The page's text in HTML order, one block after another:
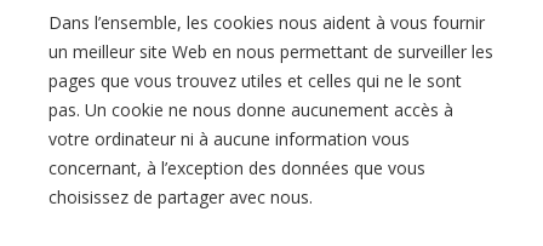
Dans l’ensemble, les cookies nous aident à vous fournir
un meilleur site Web en nous permettant de surveiller les
pages que vous trouvez utiles et celles qui ne le sont
pas. Un cookie ne nous donne aucunement accès à
votre ordinateur ni à aucune information vous
concernant, à l’exception des données que vous
choisissez de partager avec nous.